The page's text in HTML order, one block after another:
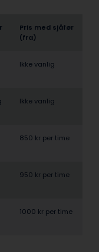
Pris med sjåfør
(fra)
Ikke vanlig
Ikke vanlig
850 kr per time
950 kr per time
1000 kr per time